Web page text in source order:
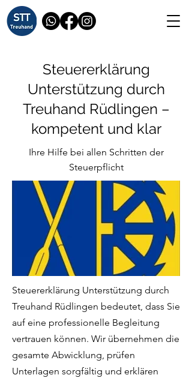
Steuererklärung
Unterstützung durch
Treuhand Rüdlingen –
kompetent und klar
Ihre Hilfe bei allen Schritten der
Steuerpflicht
Steuererklärung Unterstützung durch
Treuhand Rüdlingen bedeutet, dass Sie
auf eine professionelle Begleitung
vertrauen können. Wir übernehmen die
gesamte Abwicklung, prüfen
Unterlagen sorgfältig und erklären